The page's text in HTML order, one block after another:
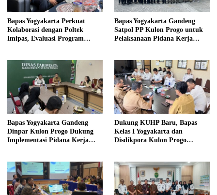
Bapas Yogyakarta Perkuat
Kolaborasi dengan Poltek
Imipas, Evaluasi Program
Bapas Yogyakarta Gandeng
Satpol PP Kulon Progo untuk
Pelaksanaan Pidana Kerja
Bapas Yogyakarta Gandeng
Dinpar Kulon Progo Dukung
Implementasi Pidana Kerja
Dukung KUHP Baru, Bapas
Kelas I Yogyakarta dan
Disdikpora Kulon Progo